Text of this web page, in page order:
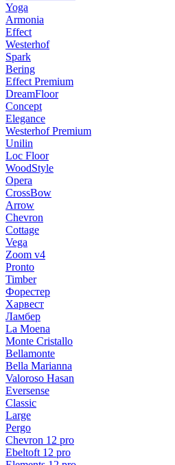
Yoga
Armonia
Effect
Westerhof
Spark
Bering
Effect Premium
DreamFloor
Concept
Elegance
Westerhof Premium
Unilin
Loc Floor
WoodStyle
Opera
CrossBow
Arrow
Chevron
Cottage
Vega
Zoom v4
Pronto
Timber
Форестер
Харвест
Ламбер
La Moena
Monte Cristallo
Bellamonte
Bella Marianna
Valoroso Hasan
Eversense
Classic
Large
Pergo
Chevron 12 pro
Ebeltoft 12 pro